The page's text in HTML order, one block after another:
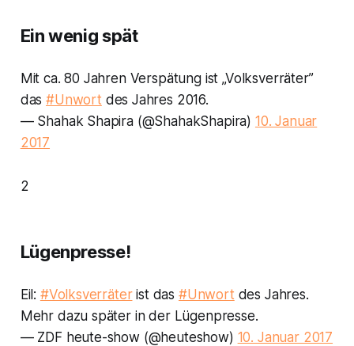
Ein wenig spät
Mit ca. 80 Jahren Verspätung ist „Volksverräter”
das#Unwort des Jahres 2016.
— Shahak Shapira (@ShahakShapira) 10. Januar
2017
2
Lügenpresse!
Eil: #Volksverräterist das #Unwort des Jahres.
Mehr dazu später in der Lügenpresse.
— ZDF heute-show (@heuteshow) 10. Januar 2017